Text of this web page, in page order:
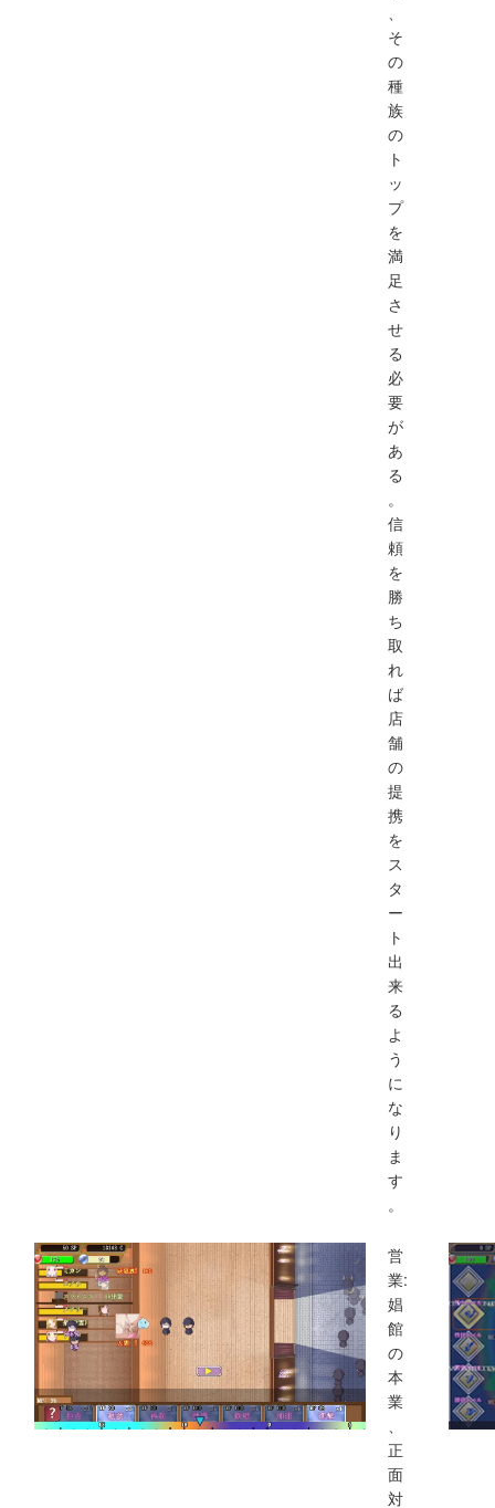
そ
の
種
族
の
ト
ッ
プ
を
満
足
さ
せ
る
必
要
が
あ
る
。
信
頼
を
勝
ち
取
れ
ば
店
舗
の
提
携
を
ス
タ
ー
ト
出
来
る
よ
う
に
な
り
ま
す
。
営
業:
娼
館
の
本
業
正
面
対